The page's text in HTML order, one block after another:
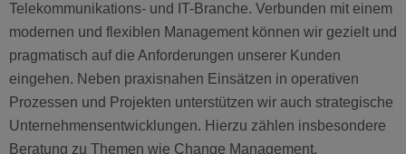
Telekommunikations- und IT-Branche. Verbunden mit einem
modernen und flexiblen Management können wir gezielt und
pragmatisch auf die Anforderungen unserer Kunden
eingehen. Neben praxisnahen Einsätzen in operativen
Prozessen und Projekten unterstützen wir auch strategische
Unternehmensentwicklungen. Hierzu zählen insbesondere
Beratung zu Themen wie Change Management,